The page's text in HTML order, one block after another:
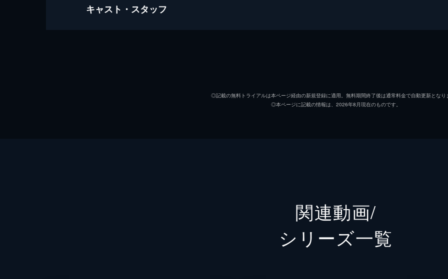
クワイエット・プレイス 破られた沈黙
キャスト・スタッフ
リーガン・アボット
◎記載の無料トライアルは本ページ経由の新規登録に適用。無料期間終了後は通常料金で自動更新となり
◎本ページに記載の情報は、2026年8月現在のものです。
関連動画/
シリーズ⼀覧